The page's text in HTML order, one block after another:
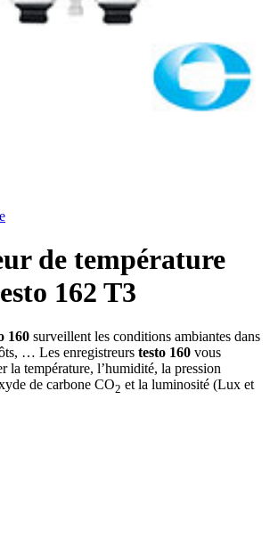
de température
162 T3
160 surveillent les conditions ambiantes dans
… Les enregistreurs testo 160 vous
la température, l’humidité, la pression
de carbone CO2 et la luminosité (Lux et